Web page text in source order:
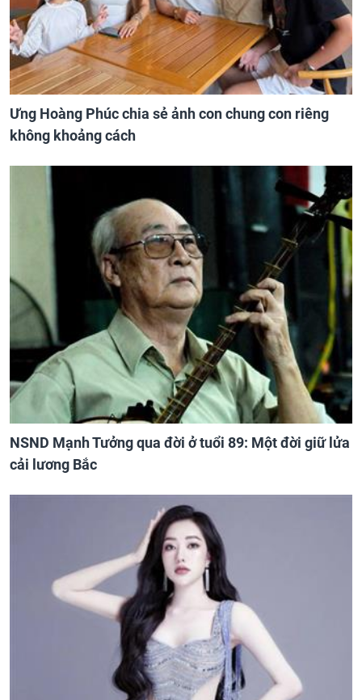
Ưng Hoàng Phúc chia sẻ ảnh con chung con riêng
không khoảng cách
NSND Mạnh Tưởng qua đời ở tuổi 89: Một đời giữ lửa
cải lương Bắc